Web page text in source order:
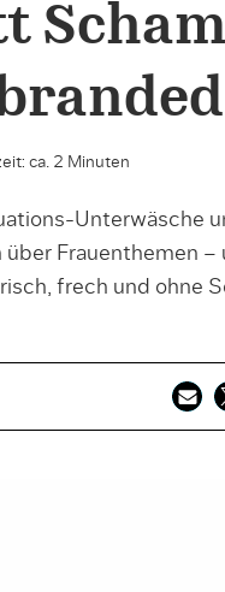
ca. 2 Minuten
Unterwäsche
Frauenthemen
frech und ohne